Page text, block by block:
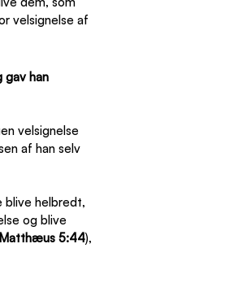
velsignelse af
gav han
velsignelse
af han selv
blive helbredt,
og blive
5:44),